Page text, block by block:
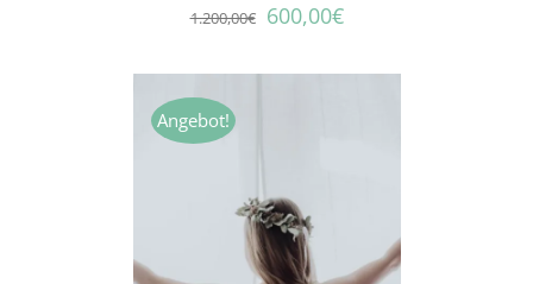
1.200,00€ 600,00€
Angebot!